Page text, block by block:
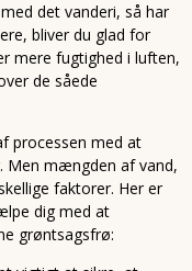
det vanderi, så har
bliver du glad for
mere fugtighed i luften,
de såede
processen med at
Men mængden af vand,
faktorer. Her er
dig med at
grøntsagsfrø: